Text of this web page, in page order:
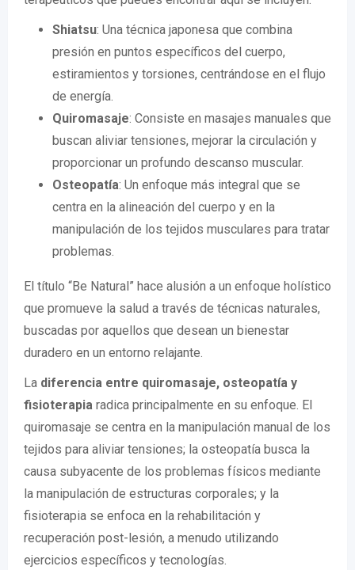
Shiatsu: Una técnica japonesa que combina
presión en puntos específicos del cuerpo,
estiramientos y torsiones, centrándose en el flujo
de energía.
Quiromasaje: Consiste en masajes manuales que
buscan aliviar tensiones, mejorar la circulación y
proporcionar un profundo descanso muscular.
Osteopatía: Un enfoque más integral que se
centra en la alineación del cuerpo y en la
manipulación de los tejidos musculares para tratar
problemas.
El título “Be Natural” hace alusión a un enfoque holístico
que promueve la salud a través de técnicas naturales,
buscadas por aquellos que desean un bienestar
duradero en un entorno relajante.
La diferencia entre quiromasaje, osteopatía y
fisioterapia radica principalmente en su enfoque. El
quiromasaje se centra en la manipulación manual de los
tejidos para aliviar tensiones; la osteopatía busca la
causa subyacente de los problemas físicos mediante
la manipulación de estructuras corporales; y la
fisioterapia se enfoca en la rehabilitación y
recuperación post-lesión, a menudo utilizando
ejercicios específicos y tecnologías.